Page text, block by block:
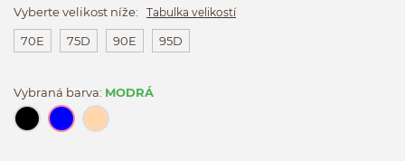
Vyberte velikost níže: Tabulka velikostí
70E 75D 90E 95D
Vybraná barva: MODRÁ